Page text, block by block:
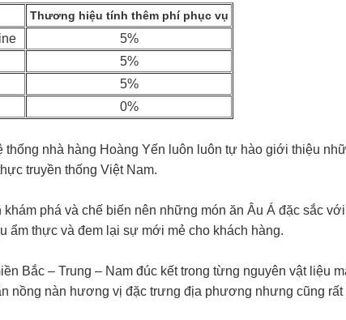
Thương hiệu tính thêm phí phục vụ
5%
5%
5%
0%
thống nhà hàng Hoàng Yến luôn luôn tự hào giới thiệu
truyền thống Việt Nam.
khám phá và chế biến nên những món ăn Âu Á đặc sắc
ẩm thực và đem lại sự mới mẻ cho khách hàng.
Bắc – Trung – Nam đúc kết trong từng nguyên vật liệu
nồng nàn hương vị đặc trưng địa phương nhưng cũng